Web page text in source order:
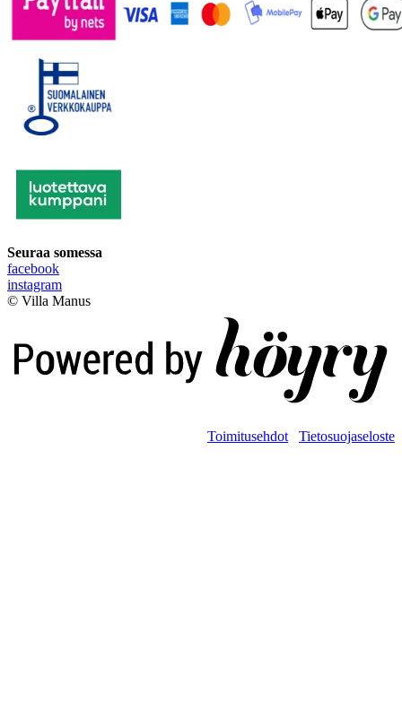
Seuraa somessa
facebook
instagram
© Villa Manus
Toimitusehdot Tietosuojaseloste